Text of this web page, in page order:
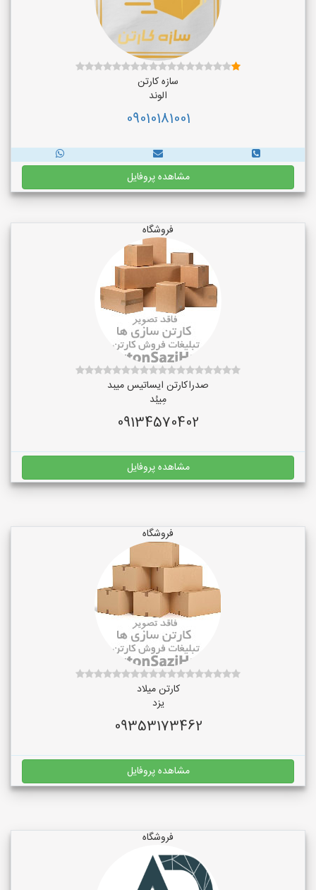
سازه کارتن
الوند
09010181001
مشاهده پروفایل
فروشگاه
صدراکارتن ایساتیس میبد
مِیبُد
09134570402
مشاهده پروفایل
فروشگاه
کارتن میلاد
یزد
09353173462
مشاهده پروفایل
فروشگاه